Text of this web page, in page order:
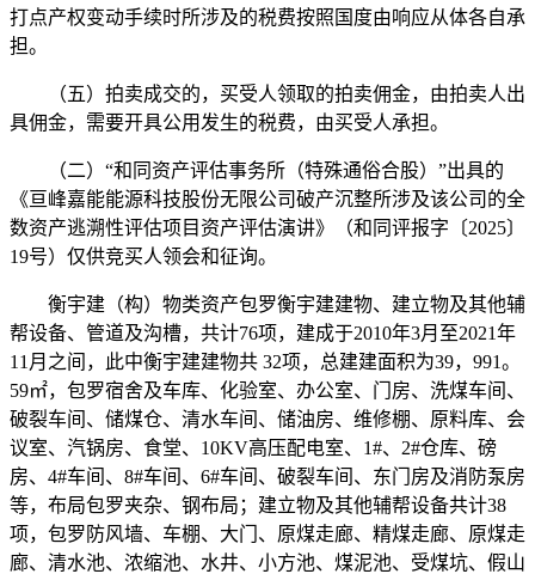
打点产权变动手续时所涉及的税费按照国度由响应从体各自承
担。
（五）拍卖成交的，买受人领取的拍卖佣金，由拍卖人出
具佣金，需要开具公用发生的税费，由买受人承担。
（二）“和同资产评估事务所（特殊通俗合股）”出具的
《亘峰嘉能能源科技股份无限公司破产沉整所涉及该公司的全
数资产逃溯性评估项目资产评估演讲》（和同评报字〔2025〕
19号）仅供竞买人领会和征询。
衡宇建（构）物类资产包罗衡宇建建物、建立物及其他辅
帮设备、管道及沟槽，共计76项，建成于2010年3月至2021年
11月之间，此中衡宇建建物共 32项，总建建面积为39，991。
59㎡，包罗宿舍及车库、化验室、办公室、门房、洗煤车间、
破裂车间、储煤仓、清水车间、储油房、维修棚、原料库、会
议室、汽锅房、食堂、10KV高压配电室、1#、2#仓库、磅
房、4#车间、8#车间、6#车间、破裂车间、东门房及消防泵房
等，布局包罗夹杂、钢布局；建立物及其他辅帮设备共计38
项，包罗防风墙、车棚、大门、原煤走廊、精煤走廊、原煤走
廊、清水池、浓缩池、水井、小方池、煤泥池、受煤坑、假山